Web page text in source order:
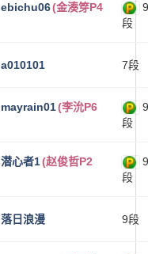
ebichu06(金湊笌P4
9
段
a010101 7段
mayrain01(李沇P6
9
段
潜心者1(赵俊哲P2
9
段
落日浪漫 9段